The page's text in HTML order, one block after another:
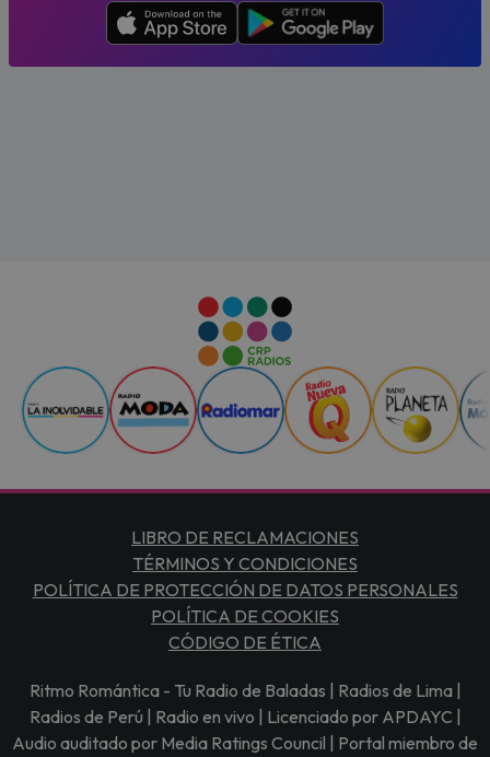
LIBRO DE RECLAMACIONES
TÉRMINOS Y CONDICIONES
POLÍTICA DE PROTECCIÓN DE DATOS PERSONALES
POLÍTICA DE COOKIES
CÓDIGO DE ÉTICA
Ritmo Romántica - Tu Radio de Baladas | Radios de Lima |
Radios de Perú | Radio en vivo | Licenciado por APDAYC |
Audio auditado por Media Ratings Council | Portal miembro de